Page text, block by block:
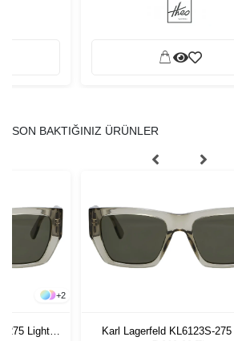
SON BAKTIĞINIZ ÜRÜNLER
+2
275 Light
Karl Lagerfeld KL6123S-